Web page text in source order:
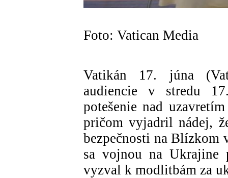
Foto: Vatican Media
Vatikán 17. júna
audiencie v stredu
potešenie nad
pričom vyjadril nádej,
bezpečnosti na Blízkom
sa vojnou na Ukrajine
vyzval k modlitbám za